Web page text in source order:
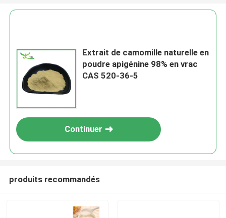
Extrait de camomille naturelle en
poudre apigénine 98% en vrac
CAS 520-36-5
Continuer
produits recommandés